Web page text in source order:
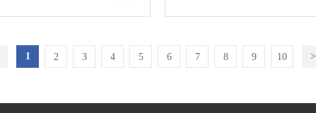
1 2 3 4 5 6 7 8 9 10 >